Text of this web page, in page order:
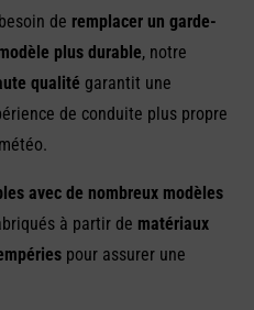
de remplacer un garde-
plus durable, notre
qualité garantit une
de conduite plus propre
avec de nombreux modèles
à partir de matériaux
pour assurer une